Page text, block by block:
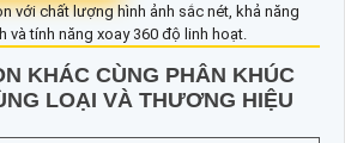
với chất lượng hình ảnh sắc nét, khả năng
và tính năng xoay 360 độ linh hoạt.
KHÁC CÙNG PHÂN KHÚC
LOẠI VÀ THƯƠNG HIỆU